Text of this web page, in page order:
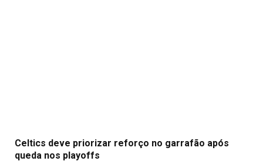
Celtics deve priorizar reforço no garrafão após
queda nos playoffs